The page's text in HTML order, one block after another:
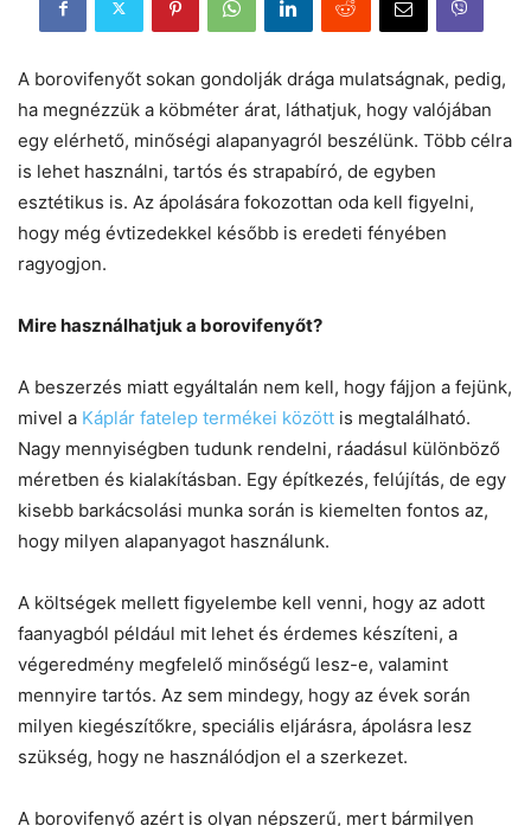
A borovifenyőt sokan gondolják drága mulatságnak, pedig,
ha megnézzük a köbméter árat, láthatjuk, hogy valójában
egy elérhető, minőségi alapanyagról beszélünk. Több célra
is lehet használni, tartós és strapabíró, de egyben
esztétikus is. Az ápolására fokozottan oda kell figyelni,
hogy még évtizedekkel később is eredeti fényében
ragyogjon.
Mire használhatjuk a borovifenyőt?
A beszerzés miatt egyáltalán nem kell, hogy fájjon a fejünk,
mivel a Káplár fatelep termékei között is megtalálható.
Nagy mennyiségben tudunk rendelni, ráadásul különböző
méretben és kialakításban. Egy építkezés, felújítás, de egy
kisebb barkácsolási munka során is kiemelten fontos az,
hogy milyen alapanyagot használunk.
A költségek mellett figyelembe kell venni, hogy az adott
faanyagból például mit lehet és érdemes készíteni, a
végeredmény megfelelő minőségű lesz-e, valamint
mennyire tartós. Az sem mindegy, hogy az évek során
milyen kiegészítőkre, speciális eljárásra, ápolásra lesz
szükség, hogy ne használódjon el a szerkezet.
A borovifenyő azért is olyan népszerű, mert bármilyen